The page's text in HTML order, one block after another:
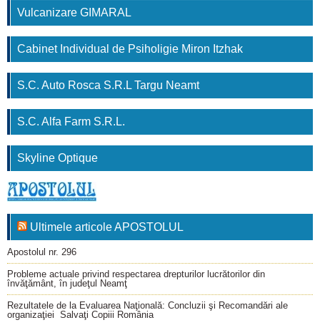
Vulcanizare GIMARAL
Cabinet Individual de Psiholigie Miron Itzhak
S.C. Auto Rosca S.R.L Targu Neamt
S.C. Alfa Farm S.R.L.
Skyline Optique
Ultimele articole APOSTOLUL
Apostolul nr. 296
Probleme actuale privind respectarea drepturilor lucrătorilor din
învăţământ, în judeţul Neamţ
Rezultatele de la Evaluarea Naţională: Concluzii şi Recomandări ale
organizaţiei Salvaţi Copiii România